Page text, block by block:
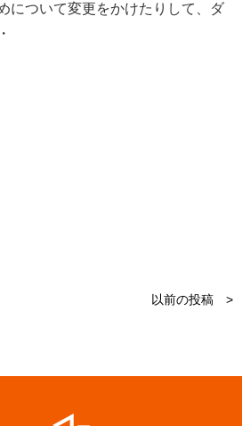
について変更をかけたりして、ダ
以前の投稿 >